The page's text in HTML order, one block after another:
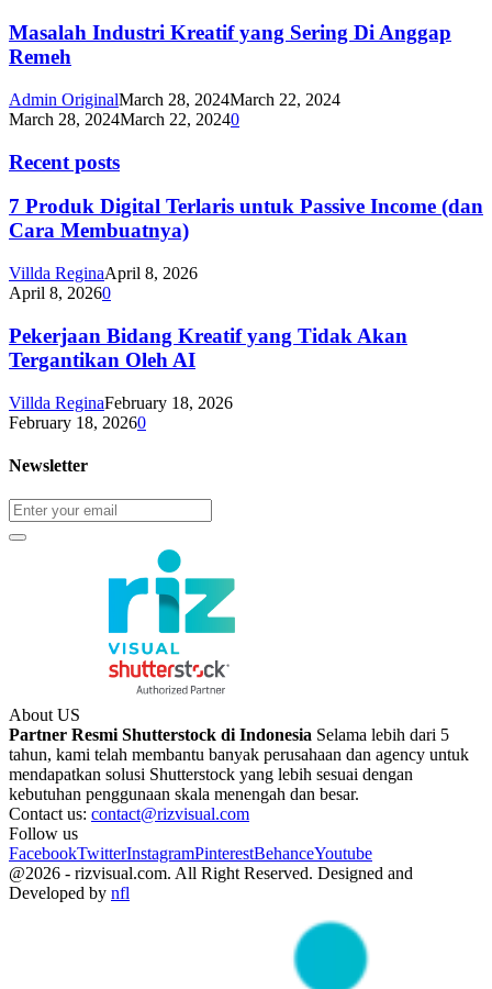
Masalah Industri Kreatif yang Sering Di Anggap
Remeh
Admin OriginalMarch 28, 2024March 22, 2024
March 28, 2024March 22, 20240
Recent posts
7 Produk Digital Terlaris untuk Passive Income (dan
Cara Membuatnya)
Villda ReginaApril 8, 2026
April 8, 20260
Pekerjaan Bidang Kreatif yang Tidak Akan
Tergantikan Oleh AI
Villda ReginaFebruary 18, 2026
February 18, 20260
Newsletter
About US
Partner Resmi Shutterstock di Indonesia Selama lebih dari 5
tahun, kami telah membantu banyak perusahaan dan agency untuk
mendapatkan solusi Shutterstock yang lebih sesuai dengan
kebutuhan penggunaan skala menengah dan besar.
Contact us: contact@rizvisual.com
Follow us
FacebookTwitterInstagramPinterestBehanceYoutube
@2026 - rizvisual.com. All Right Reserved. Designed and
Developed by nfl